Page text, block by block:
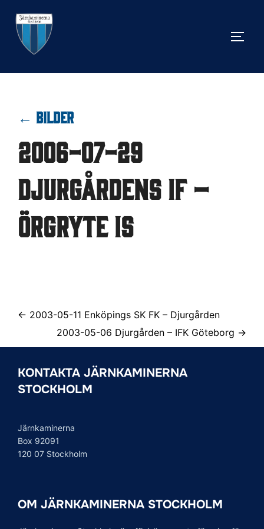
innehåll
← BILDER
2006-07-29
Djurgårdens IF –
Örgryte IS
← 2003-05-11 Enköpings SK FK – Djurgården
2003-05-06 Djurgården – IFK Göteborg →
KONTAKTA JÄRNKAMINERNA
STOCKHOLM
Järnkaminerna
Box 92091
120 07 Stockholm
OM JÄRNKAMINERNA STOCKHOLM